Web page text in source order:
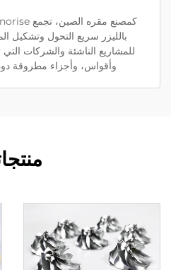
بالليزر سريع التحول وتشكيل
للمشاريع الناشئة والشركات
وأقواس، وأجزاء مطروقة